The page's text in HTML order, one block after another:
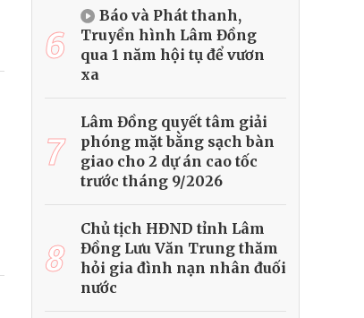
6
Báo và Phát thanh,
Truyền hình Lâm Đồng
qua 1 năm hội tụ để vươn
xa
7
Lâm Đồng quyết tâm giải
phóng mặt bằng sạch bàn
giao cho 2 dự án cao tốc
trước tháng 9/2026
8
Chủ tịch HĐND tỉnh Lâm
Đồng Lưu Văn Trung thăm
hỏi gia đình nạn nhân đuối
nước